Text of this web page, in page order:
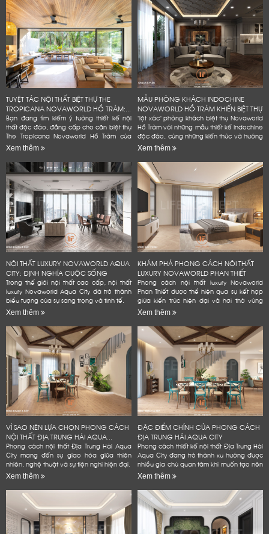
TUYỆT TÁC NỘI THẤT BIỆT THỰ THE
TROPICANA NOVAWORLD HỒ TRÀM:...
Bạn đang tìm kiếm ý tưởng thiết kế nội
thất độc đáo, đẳng cấp cho căn biệt thự
The Tropicana Novaworld Hồ Tràm của
mình? Hãy để Lifeconcept đồng hành
Xem thêm
MẪU PHÒNG KHÁCH INDOCHINE
NOVAWORLD HỒ TRÀM KHIẾN BIỆT THỰ
"lột xác" phòng khách biệt thự Novaworld
Hồ Tràm với những mẫu thiết kế Indochine
độc đáo, cùng những kiến thức và hướng
dẫn chi tiết, dễ dàng áp dụng. Bạn
Xem thêm
NỘI THẤT LUXURY NOVAWORLD AQUA
CITY: ĐỊNH NGHĨA CUỘC SỐNG
ĐẲNG...
Trong thế giới nội thất cao cấp, nội thất
luxury Novaworld Aqua City đã trở thành
biểu tượng của sự sang trọng và tinh tế.
Xem thêm
KHÁM PHÁ PHONG CÁCH NỘI THẤT
LUXURY NOVAWORLD PHAN THIẾT
Phong cách nội thất luxury Novaworld
Phan Thiết được thể hiện qua sự kết hợp
giữa kiến trúc hiện đại và hơi thở vùng
biển.
Xem thêm
VÌ SAO NÊN LỰA CHỌN PHONG CÁCH
NỘI THẤT ĐỊA TRUNG HẢI AQUA...
Phong cách nội thất Địa Trung Hải Aqua
City mang đến sự giao hòa giữa thiên
nhiên, nghệ thuật và sự tiện nghi hiện đại.
Xem thêm
ĐẶC ĐIỂM CHÍNH CỦA PHONG CÁCH
ĐỊA TRUNG HẢI AQUA CITY
Phong cách thiết kế nội thất Địa Trung Hải
Aqua City đang trở thành xu hướng được
nhiều gia chủ quan tâm khi muốn tạo nên
không gian sống đẳng cấp
Xem thêm